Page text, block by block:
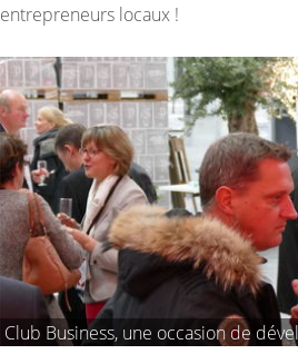
entrepreneurs locaux !
Club Business, une occasion de